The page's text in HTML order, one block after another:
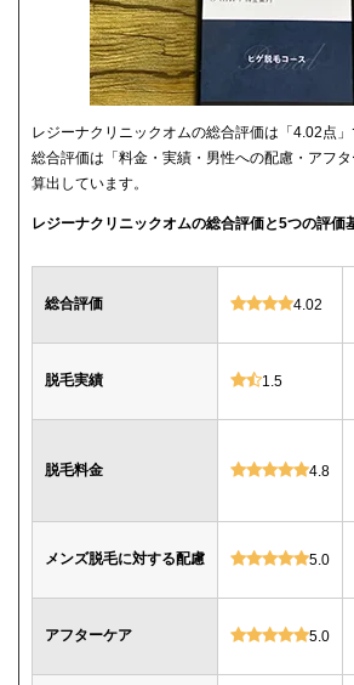
レジーナクリニックオムの総合評価は「4.02点」
総合評価は「料金・実績・男性への配慮・アフ
算出しています。
レジーナクリニックオムの総合評価と5つの評価
総合評価 4.02
脱毛実績 1.5
脱毛料金 4.8
メンズ脱毛に対する配慮 5.0
アフターケア 5.0